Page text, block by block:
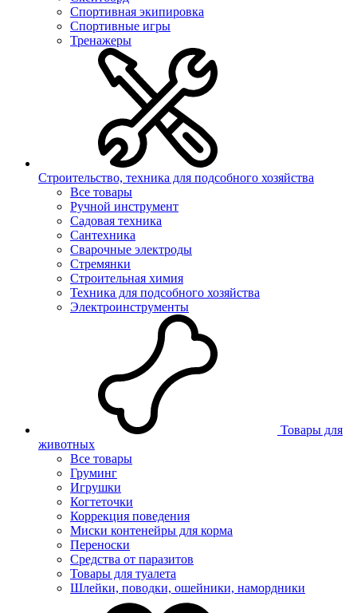
Спортивная экипировка
Спортивные игры
Тренажеры
Строительство, техника для подсобного хозяйства
Все товары
Ручной инструмент
Садовая техника
Сантехника
Сварочные электроды
Стремянки
Строительная химия
Техника для подсобного хозяйства
Электроинструменты
Товары для
животных
Все товары
Груминг
Игрушки
Когтеточки
Коррекция поведения
Миски контенейры для корма
Переноски
Средства от паразитов
Товары для туалета
Шлейки, поводки, ошейники, намордники